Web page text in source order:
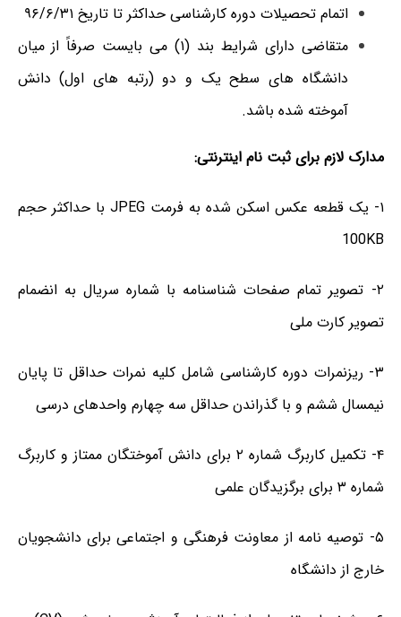
اتمام تحصیلات دوره کارشناسی حداکثر تا تاریخ ۹۶/۶/۳۱
متقاضی دارای شرایط بند (۱) می بایست صرفاً از میان
دانشگاه های سطح یک و دو (رتبه های اول) دانش
آموخته شده باشد.
مدارک لازم برای ثبت نام اینترنتی:
۱- یک قطعه عکس اسکن شده به فرمت JPEG با حداکثر حجم
100KB
۲- تصویر تمام صفحات شناسنامه با شماره سریال به انضمام
تصویر کارت ملی
۳- ریزنمرات دوره کارشناسی شامل کلیه نمرات حداقل تا پایان
نیمسال ششم و با گذراندن حداقل سه چهارم واحدهای درسی
۴- تکمیل کاربرگ شماره ۲ برای دانش آموختگان ممتاز و کاربرگ
شماره ۳ برای برگزیدگان علمی
۵- توصیه نامه از معاونت فرهنگی و اجتماعی برای دانشجویان
خارج از دانشگاه